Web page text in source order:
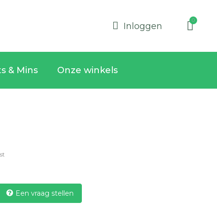
Inloggen
& Mins Onze winkels
Een vraag stellen